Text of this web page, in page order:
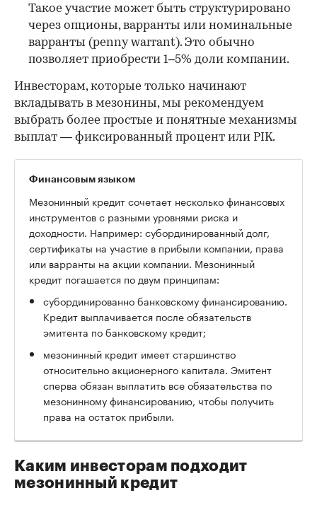
Такое участие может быть структурировано
через опционы, варранты или номинальные
варранты (penny warrant). Это обычно
позволяет приобрести 1–5% доли компании.
Инвесторам, которые только начинают
вкладывать в мезонины, мы рекомендуем
выбрать более простые и понятные механизмы
выплат — фиксированный процент или PIK.
Финансовым языком
Мезонинный кредит сочетает несколько финансовых
инструментов с разными уровнями риска и
доходности. Например: субординированный долг,
сертификаты на участие в прибыли компании, права
или варранты на акции компании. Мезонинный
кредит погашается по двум принципам:
субординированно банковскому финансированию.
Кредит выплачивается после обязательств
эмитента по банковскому кредит;
мезонинный кредит имеет старшинство
относительно акционерного капитала. Эмитент
сперва обязан выплатить все обязательства по
мезонинному финансированию, чтобы получить
права на остаток прибыли.
Каким инвесторам подходит
мезонинный кредит